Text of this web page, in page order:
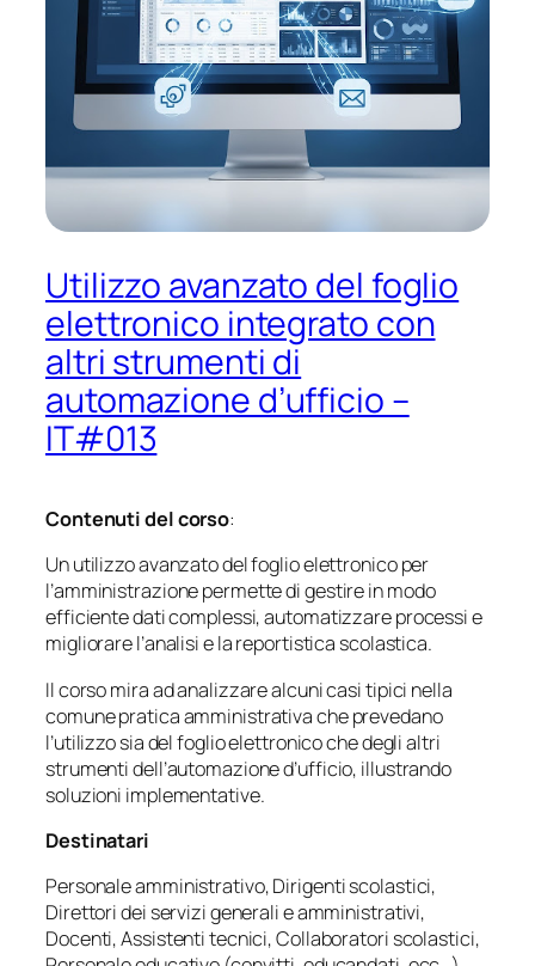
Utilizzo avanzato del foglio
elettronico integrato con
altri strumenti di
automazione d’ufficio –
IT#013
Contenuti del corso:
Un utilizzo avanzato del foglio elettronico per
l’amministrazione permette di gestire in modo
efficiente dati complessi, automatizzare processi e
migliorare l’analisi e la reportistica scolastica.
Il corso mira ad analizzare alcuni casi tipici nella
comune pratica amministrativa che prevedano
l’utilizzo sia del foglio elettronico che degli altri
strumenti dell’automazione d’ufficio, illustrando
soluzioni implementative.
Destinatari
Personale amministrativo, Dirigenti scolastici,
Direttori dei servizi generali e amministrativi,
Docenti, Assistenti tecnici, Collaboratori scolastici,